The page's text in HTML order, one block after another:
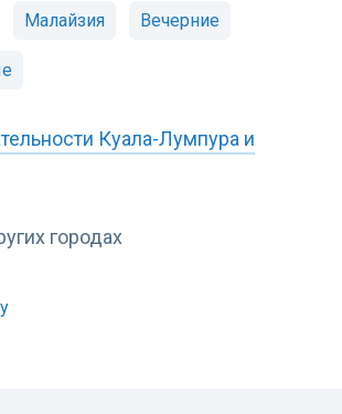
городах
Малайзия Вечерние
Куала-Лумпура и